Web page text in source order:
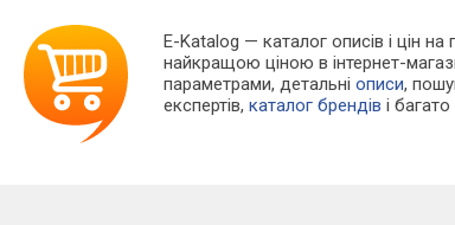
E-Katalog — каталог описів і цін
найкращою ціною в інтернет-
параметрами, детальніописи,
експертів,каталог брендів і